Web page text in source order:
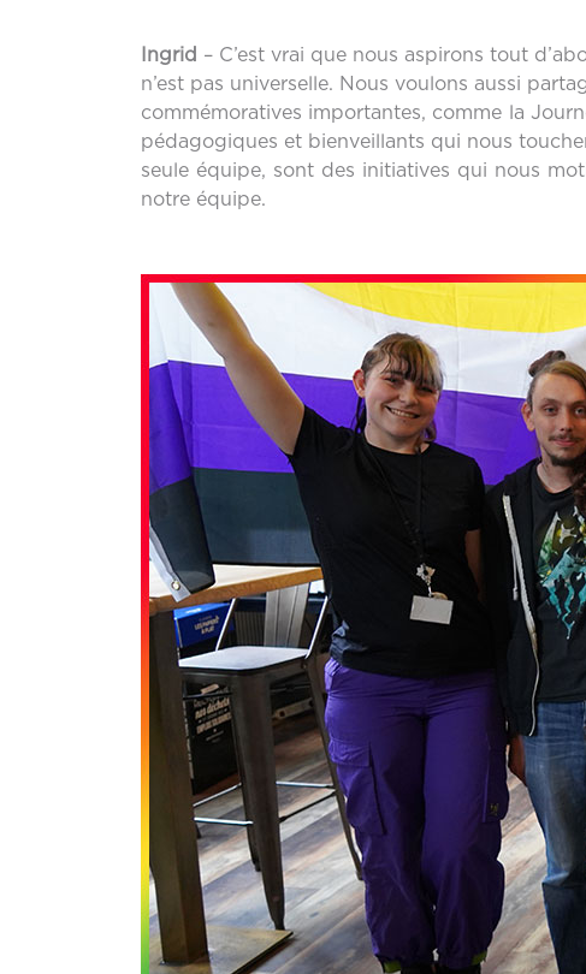
Ingrid – C’est vrai que nous aspirons tout
n’est pas universelle. Nous voulons aussi
commémoratives importantes, comme la
pédagogiques et bienveillants qui nous
seule équipe, sont des initiatives qui nous
notre équipe.